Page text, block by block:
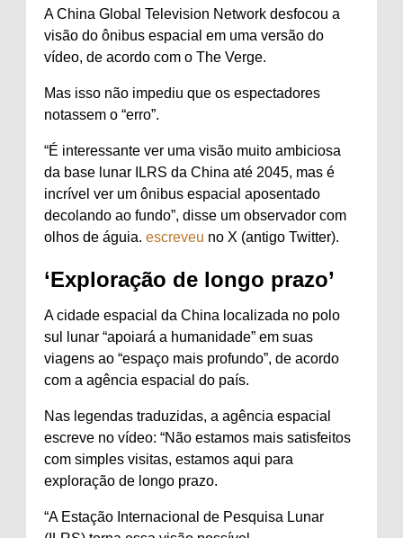
A China Global Television Network desfocou a
visão do ônibus espacial em uma versão do
vídeo, de acordo com o The Verge.
Mas isso não impediu que os espectadores
notassem o “erro”.
“É interessante ver uma visão muito ambiciosa
da base lunar ILRS da China até 2045, mas é
incrível ver um ônibus espacial aposentado
decolando ao fundo”, disse um observador com
olhos de águia. escreveu no X (antigo Twitter).
‘Exploração de longo prazo’
A cidade espacial da China localizada no polo
sul lunar “apoiará a humanidade” em suas
viagens ao “espaço mais profundo”, de acordo
com a agência espacial do país.
Nas legendas traduzidas, a agência espacial
escreve no vídeo: “Não estamos mais satisfeitos
com simples visitas, estamos aqui para
exploração de longo prazo.
“A Estação Internacional de Pesquisa Lunar